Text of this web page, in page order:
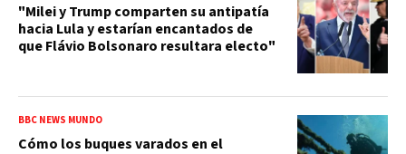
"Milei y Trump comparten su antipatía
hacia Lula y estarían encantados de
que Flávio Bolsonaro resultara electo"
BBC NEWS MUNDO
Cómo los buques varados en el